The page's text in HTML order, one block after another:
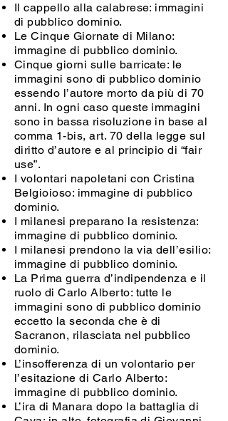
Il cappello alla calabrese: immagini
di pubblico dominio.
Le Cinque Giornate di Milano:
immagine di pubblico dominio.
Cinque giorni sulle barricate: le
immagini sono di pubblico dominio
essendo l’autore morto da più di 70
anni. In ogni caso queste immagini
sono in bassa risoluzione in base al
comma 1-bis, art. 70 della legge sul
diritto d’autore e al principio di “fair
use”.
I volontari napoletani con Cristina
Belgioioso: immagine di pubblico
dominio.
I milanesi preparano la resistenza:
immagine di pubblico dominio.
I milanesi prendono la via dell’esilio:
immagine di pubblico dominio.
La Prima guerra d’indipendenza e il
ruolo di Carlo Alberto: tutte le
immagini sono di pubblico dominio
eccetto la seconda che è di
Sacranon, rilasciata nel pubblico
dominio.
L’insofferenza di un volontario per
l’esitazione di Carlo Alberto:
immagine di pubblico dominio.
L’ira di Manara dopo la battaglia di